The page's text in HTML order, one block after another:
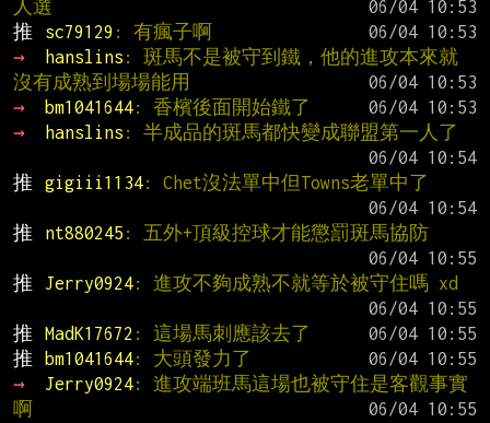
人選
推
sc79129 : 有瘋子啊
→
hanslins : 斑馬不是被守到鐵，他的進攻本來就
沒有成熟到場場能用
→
bm1041644: 香檳後面開始鐵了
→
hanslins : 半成品的斑馬都快變成聯盟第一人了
推
gigiii1134: Chet沒法單中但Towns老單中了
推
nt880245 : 五外+頂級控球才能懲罰斑馬協防
推
Jerry0924: 進攻不夠成熟不就等於被守住嗎 xd
推
MadK17672 : 這場馬刺應該去了
推
bm1041644: 大頭發力了
→
Jerry0924: 進攻端班馬這場也被守住是客觀事實
啊